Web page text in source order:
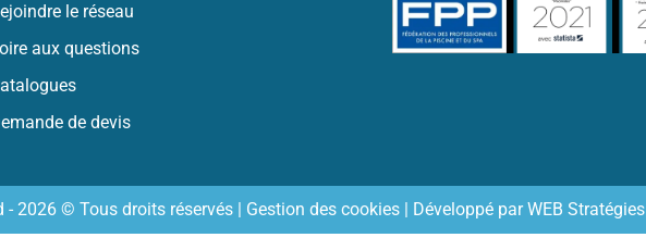
le réseau
aux questions
de devis
- 2026 © Tous droits réservés | Gestion des cookies| Développé parWEB Stratégies